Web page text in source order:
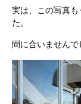
実は、この写真
た。
間に合いませんで